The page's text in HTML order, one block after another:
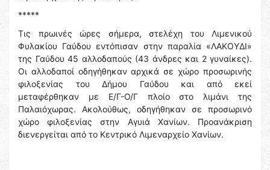
*****
Τις πρωινές ώρες σήμερα, στελέχη του Λιμενικού
Φυλακίου Γαύδου εντόπισαν στην παραλία «ΛΑΚΟΥΔΙ»
της Γαύδου 45 αλλοδαπούς (43 άνδρες και 2 γυναίκες).
Οι αλλοδαποί οδηγήθηκαν αρχικά σε χώρο προσωρινής
φιλοξενίας του Δήμου Γαύδου και από εκεί
μεταφέρθηκαν με Ε/Γ-Ο/Γ πλοίο στο λιμάνι της
Παλαιόχωρας. Ακολούθως, οδηγήθηκαν σε προσωρινό
χώρο φιλοξενίας στην Αγυιά Χανίων. Προανάκριση
διενεργείται από το Κεντρικό Λιμεναρχείο Χανίων.